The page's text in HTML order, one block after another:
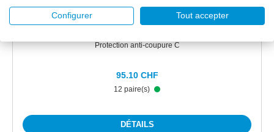
Protection anti-coupure C
12 paire(s)
95.10 CHF
DÉTAILS
Configurer Tout accepter